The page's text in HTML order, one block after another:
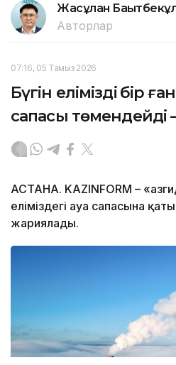
Жасұлан
Авторлар
07:16, 05 Тамыз 2026
Бүгін еліміздің бір
сапасы төмендейді
АСТАНА. KAZINFORM –
еліміздегі ауа сапасына
жариялады.